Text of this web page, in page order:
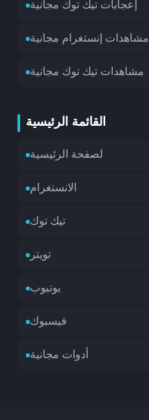
إعجابات تيك توك مجانية
مشاهدات إنستغرام مجانية
مشاهدات تيك توك مجانية
القائمة الرئيسية
لصفحة الرئيسية
الانستغرام
تيك توك
تويتر
يوتيوب
فيسبوك
أدوات مجانية